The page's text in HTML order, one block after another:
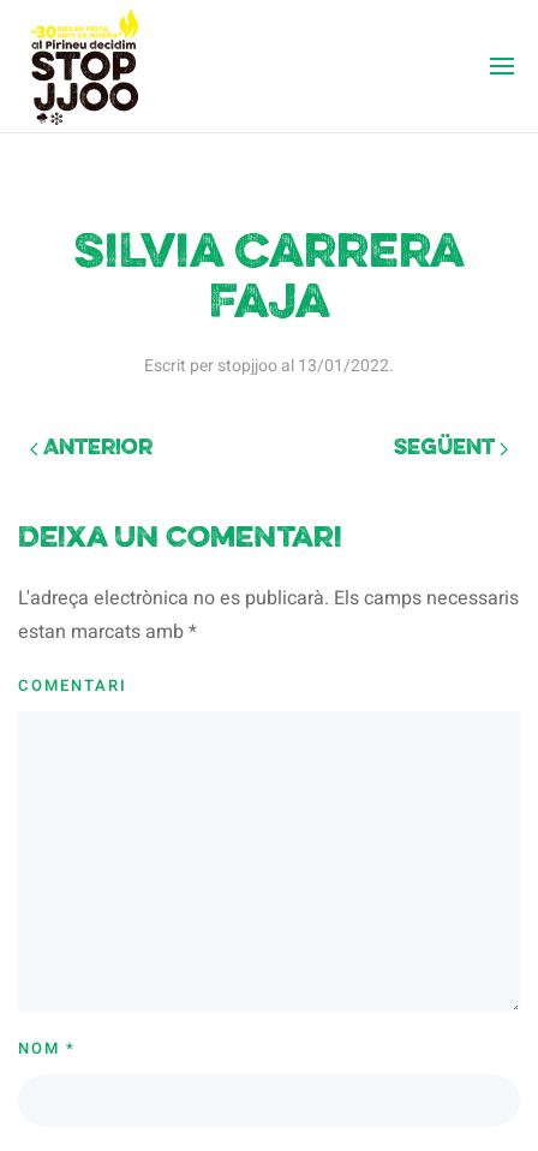
Silvia Carrera
Faja
Escrit perstopjjooal13/01/2022.
Anterior Següent
Deixa un comentari
L'adreça electrònica no es publicarà. Els camps necessaris
estan marcats amb*
COMENTARI
NOM *